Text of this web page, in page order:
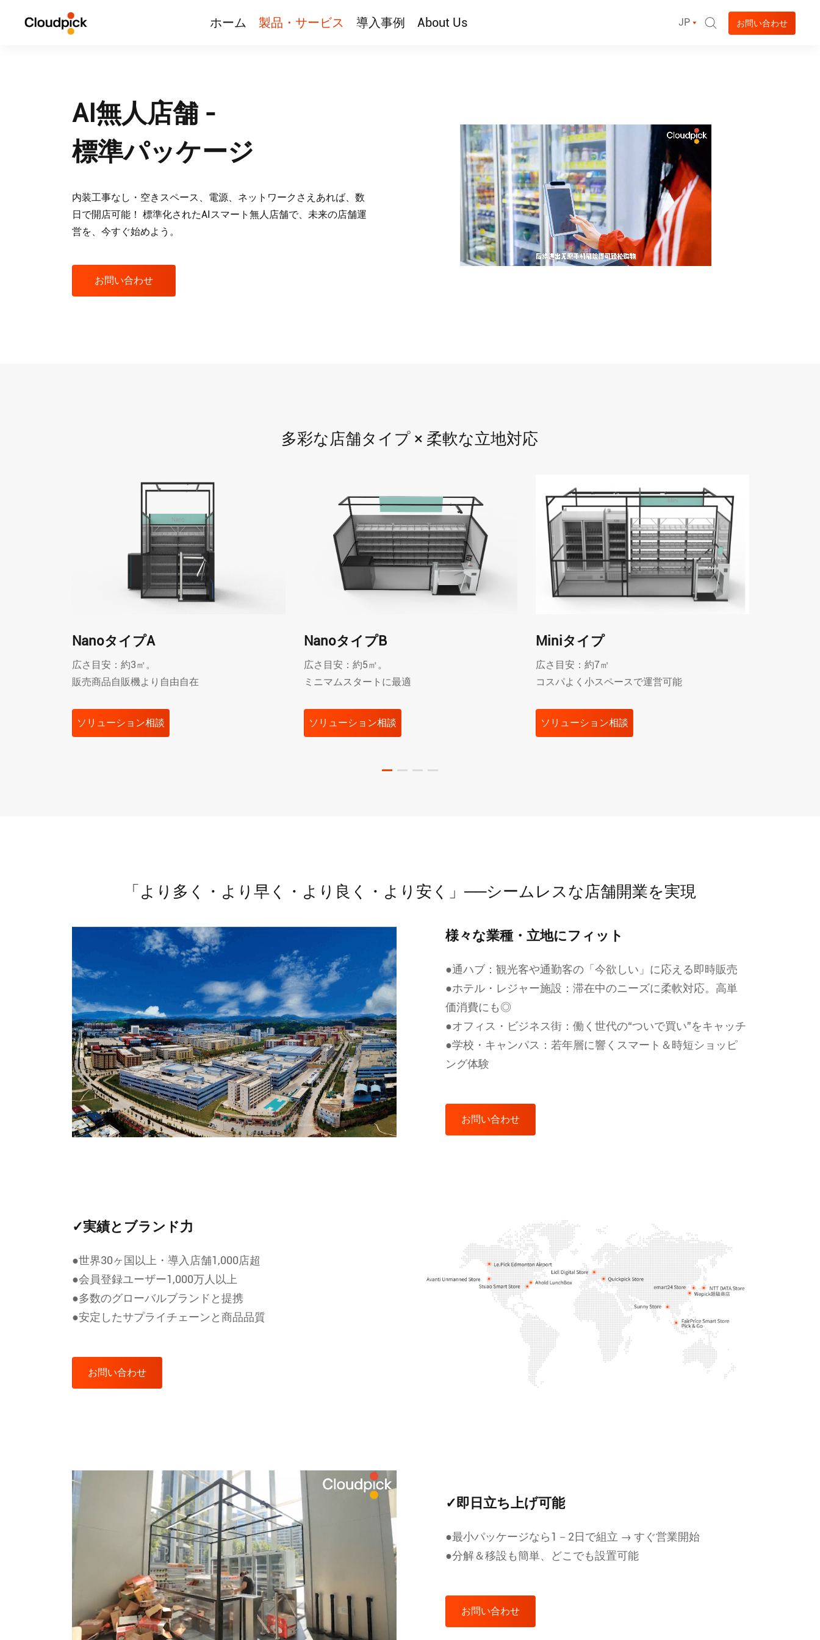
ホーム 製品・サービス 導入事例 About Us JP お問い合わせ
AI無人店舗 -
標準パッケージ
内装工事なし・空きスペース、電源、ネットワークさえあれば、数
日で開店可能！ 標準化されたAIスマート無人店舗で、未来の店舗運
営を、今すぐ始めよう。
お問い合わせ
多彩な店舗タイプ × 柔軟な立地対応
NanoタイプA
広さ目安：約3㎡。
販売商品自販機より自由自在
ソリューション相談
NanoタイプB
広さ目安：約5㎡。
ミニマムスタートに最適
ソリューション相談
Miniタイプ
広さ目安：約7㎡
コスパよく小スペースで運営可能
ソリューション相談
「より多く・より早く・より良く・より安く」──シームレスな店舗開業を実現
様々な業種・立地にフィット
●通ハブ：観光客や通勤客の「今欲しい」に応える即時販売
●ホテル・レジャー施設：滞在中のニーズに柔軟対応。高単
価消費にも◎
●オフィス・ビジネス街：働く世代の“ついで買い”をキャッチ
●学校・キャンパス：若年層に響くスマート＆時短ショッピ
ング体験
お問い合わせ
✓実績とブランド力
●世界30ヶ国以上・導入店舗1,000店超
●会員登録ユーザー1,000万人以上
●多数のグローバルブランドと提携
●安定したサプライチェーンと商品品質
お問い合わせ
✓即日立ち上げ可能
●最小パッケージなら1－2日で組立 → すぐ営業開始
●分解＆移設も簡単、どこでも設置可能
お問い合わせ